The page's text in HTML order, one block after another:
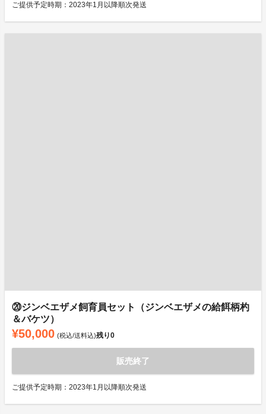
ご提供予定時期：2023年1月以降順次発送
⑳ジンベエザメ飼育員セット（ジンベエザメの給餌柄杓
＆バケツ）
¥50,000 (税込/送料込)残り0
販売終了
ご提供予定時期：2023年1月以降順次発送